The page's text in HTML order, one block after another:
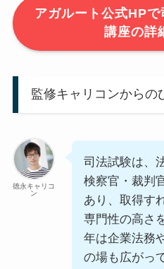
アガルート公式HP
講座の詳
監修キャリコンからの
徳永キャリコ
ン
司法試験は、
検察官・裁判
あり、取得す
専門性の高さ
年は企業法務
の場も広がっ